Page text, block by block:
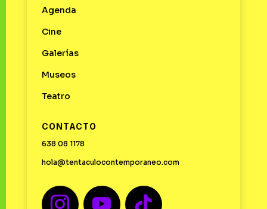
Agenda
Cine
Galerías
Museos
Teatro
CONTACTO
638 08 1178
hola@tentaculocontemporaneo.com